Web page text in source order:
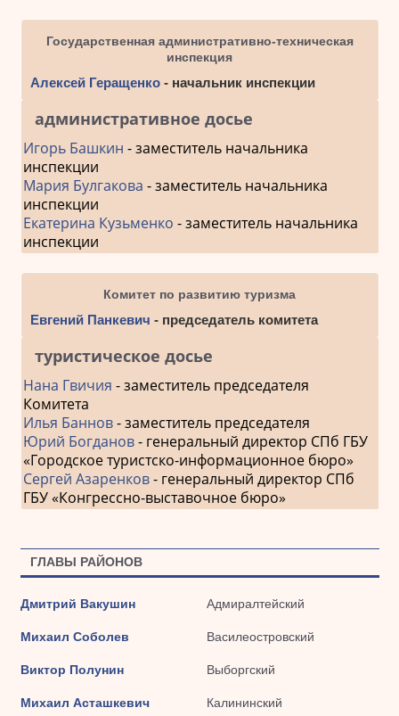
Государственная административно-техническая
инспекция
Алексей Геращенко- начальник инспекции
административное досье
Игорь Башкин - заместитель начальника
инспекции
Мария Булгакова - заместитель начальника
инспекции
Екатерина Кузьменко - заместитель начальника
инспекции
Комитет по развитию туризма
Евгений Панкевич - председатель комитета
туристическое досье
Нана Гвичия - заместитель председателя
Комитета
Илья Баннов- заместитель председателя
Юрий Богданов- генеральный директор СПб ГБУ
«Городское туристско-информационное бюро»
Сергей Азаренков- генеральный директор СПб
ГБУ «Конгрессно-выставочное бюро»
ГЛАВЫ РАЙОНОВ
Дмитрий Вакушин Адмиралтейский
Михаил Соболев Василеостровский
Виктор Полунин Выборгский
Михаил Асташкевич Калининский